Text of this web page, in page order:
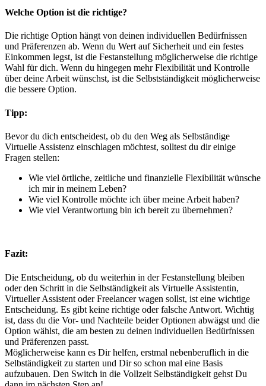
Welche Option ist die richtige?
Die richtige Option hängt von deinen individuellen Bedürfnissen
und Präferenzen ab. Wenn du Wert auf Sicherheit und ein festes
Einkommen legst, ist die Festanstellung möglicherweise die richtige
Wahl für dich. Wenn du hingegen mehr Flexibilität und Kontrolle
über deine Arbeit wünschst, ist die Selbstständigkeit möglicherweise
die bessere Option.
Tipp:
Bevor du dich entscheidest, ob du den Weg als Selbständige
Virtuelle Assistenz einschlagen möchtest, solltest du dir einige
Fragen stellen:
Wie viel örtliche, zeitliche und finanzielle Flexibilität wünsche
ich mir in meinem Leben?
Wie viel Kontrolle möchte ich über meine Arbeit haben?
Wie viel Verantwortung bin ich bereit zu übernehmen?
Fazit:
Die Entscheidung, ob du weiterhin in der Festanstellung bleiben
oder den Schritt in die Selbständigkeit als Virtuelle Assistentin,
Virtueller Assistent oder Freelancer wagen sollst, ist eine wichtige
Entscheidung. Es gibt keine richtige oder falsche Antwort. Wichtig
ist, dass du die Vor- und Nachteile beider Optionen abwägst und die
Option wählst, die am besten zu deinen individuellen Bedürfnissen
und Präferenzen passt.
Möglicherweise kann es Dir helfen, erstmal nebenberuflich in die
Selbständigkeit zu starten und Dir so schon mal eine Basis
aufzubauen. Den Switch in die Vollzeit Selbständigkeit gehst Du